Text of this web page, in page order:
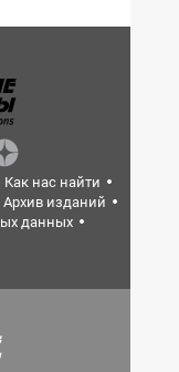
Как нас найти
Архив изданий
данных